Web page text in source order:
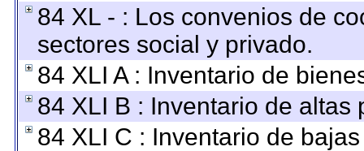
84 XL - : Los convenios de
sectores social y privado.
84 XLI A : Inventario de
84 XLI B : Inventario de
84 XLI C : Inventario de